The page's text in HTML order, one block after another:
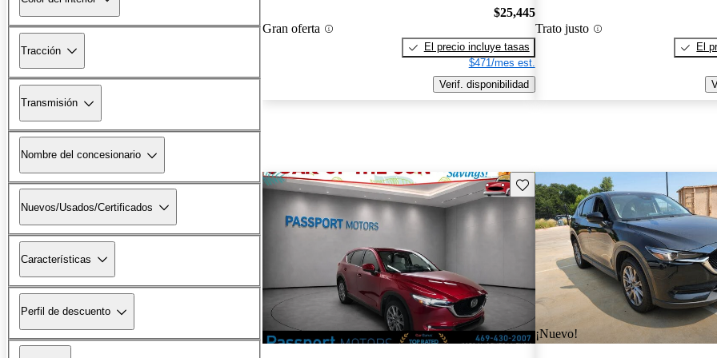
Tracción
Transmisión
Nombre del concesionario
Nuevos/Usados/Certificados
Características
Perfil de descuento
Gran oferta
$25,445
El precio incluye tasas
$471/mes est.
Verif. disponibilidad
Trato justo
El
Guarda este Aviso
¡Nuevo!